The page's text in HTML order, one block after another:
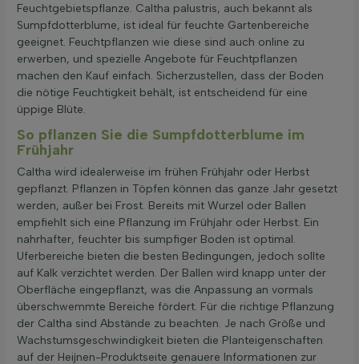
Feuchtgebietspflanze. Caltha palustris, auch bekannt als
Sumpfdotterblume, ist ideal für feuchte Gartenbereiche
geeignet. Feuchtpflanzen wie diese sind auch online zu
erwerben, und spezielle Angebote für Feuchtpflanzen
machen den Kauf einfach. Sicherzustellen, dass der Boden
die nötige Feuchtigkeit behält, ist entscheidend für eine
üppige Blüte.
So pflanzen Sie die Sumpfdotterblume im
Frühjahr
Caltha wird idealerweise im frühen Frühjahr oder Herbst
gepflanzt. Pflanzen in Töpfen können das ganze Jahr gesetzt
werden, außer bei Frost. Bereits mit Wurzel oder Ballen
empfiehlt sich eine Pflanzung im Frühjahr oder Herbst. Ein
nahrhafter, feuchter bis sumpfiger Boden ist optimal.
Uferbereiche bieten die besten Bedingungen, jedoch sollte
auf Kalk verzichtet werden. Der Ballen wird knapp unter der
Oberfläche eingepflanzt, was die Anpassung an vormals
überschwemmte Bereiche fördert. Für die richtige Pflanzung
der Caltha sind Abstände zu beachten. Je nach Größe und
Wachstumsgeschwindigkeit bieten die Planteigenschaften
auf der Heijnen-Produktseite genauere Informationen zur